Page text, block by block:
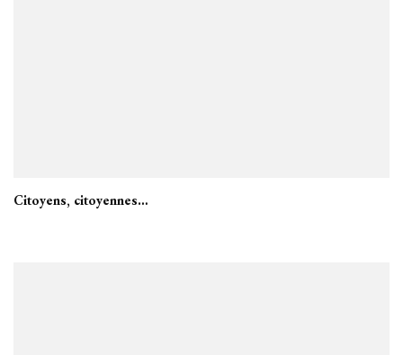
Citoyens, citoyennes…